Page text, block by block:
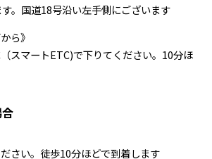
。国道18号沿い左手側にございます
ら》
スマートETC)で下りてください。10分ほ
さい。徒歩10分ほどで到着します